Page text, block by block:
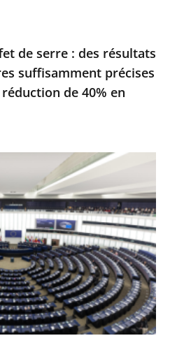
de serre : des résultats
suffisamment précises
de 40% en